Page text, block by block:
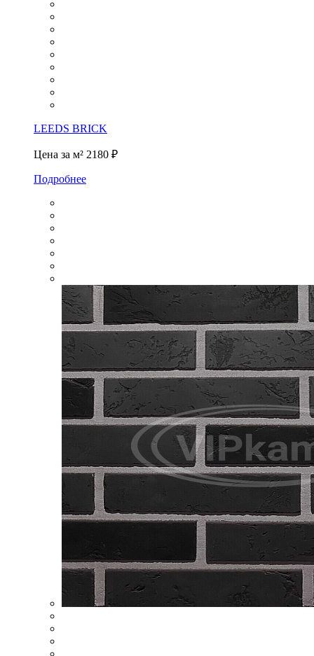
LEEDS BRICK
Цена за м² 2180 ₽
Подробнее